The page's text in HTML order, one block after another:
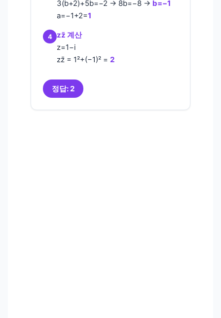
3(b+2)+5b=−2 → 8b=−8 → b=−1
a=−1+2=1
4 zz̄ 계산
z=1−i
zz̄ = 1²+(−1)² = 2
정답: 2